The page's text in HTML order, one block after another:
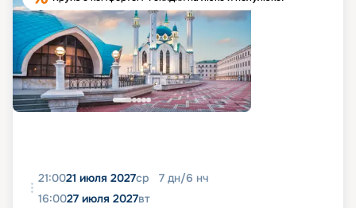
21:0021 июля 2027ср 7 дн/6 нч
16:0027 июля 2027вт